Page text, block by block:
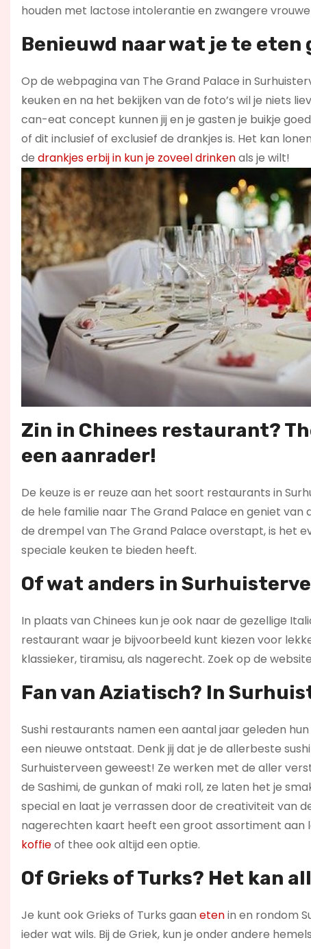
houden met lactose intolerantie en zwangere
Benieuwd naar wat je te eten
Op de webpagina van The Grand Palace in
keuken en na het bekijken van de foto’s wil je niets
can-eat concept kunnen jij en je gasten je buikje
of dit inclusief of exclusief de drankjes is. Het kan
de drankjes erbij in kun je zoveel drinkenals je wilt!
Zin in Chinees restaurant?
een aanrader!
De keuze is er reuze aan het soort restaurants in
de hele familie naar The Grand Palace en geniet
de drempel van The Grand Palace overstapt, is het
speciale keuken te bieden heeft.
Of wat anders in
In plaats van Chinees kun je ook naar de gezellige
restaurant waar je bijvoorbeeld kunt kiezen voor
klassieker, tiramisu, als nagerecht. Zoek op de
Fan van Aziatisch? In
Sushi restaurants namen een aantal jaar geleden
een nieuwe ontstaat. Denk jij dat je de allerbeste
Surhuisterveen geweest! Ze werken met de aller
de Sashimi, de gunkan of maki roll, ze laten het je
special en laat je verrassen door de creativiteit van
nagerechten kaart heeft een groot assortiment aan
koffieof thee ook altijd een optie.
Of Grieks of Turks? Het kan
Je kunt ook Grieks of Turks gaan etenin en rondom
ieder wat wils. Bij de Griek, kun je onder andere